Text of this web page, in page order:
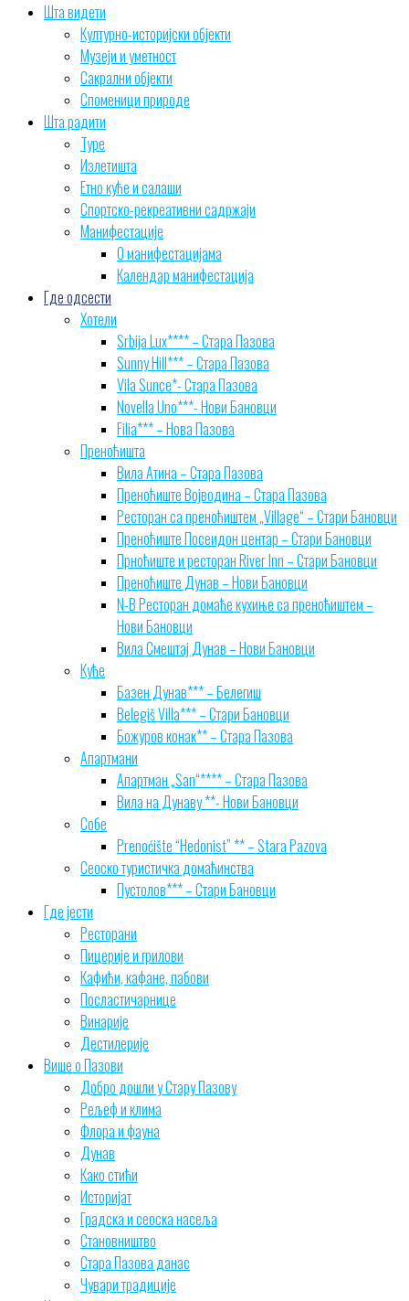
Шта видети
Културно-историјски објекти
Музеји и уметност
Сакрални објекти
Споменици природе
Шта радити
Туре
Излетишта
Етно куће и салаши
Спортско-рекреативни садржаји
Манифестације
О манифестацијама
Календар манифестација
Где одсести
Хотели
Srbija Lux**** – Стара Пазова
Sunny Hill*** – Стара Пазова
Vila Sunce*- Стара Пазова
Novella Uno***- Нови Бановци
Filia*** – Нова Пазова
Преноћишта
Вила Атина – Стара Пазова
Преноћиште Војводина – Стара Пазова
Ресторан са преноћиштем „Village“ – Стари Бановци
Преноћиште Посеидон центар – Стари Бановци
Прноћиште и ресторан River Inn – Стари Бановци
Преноћиште Дунав – Нови Бановци
N-B Ресторан домаће кухиње са преноћиштем –
Нови Бановци
Вила Смештај Дунав – Нови Бановци
Куће
Базен Дунав*** – Белегиш
Belegiš Villa*** – Стари Бановци
Божуров конак** – Стара Пазова
Апартмани
Апартман „San“**** – Стара Пазова
Вила на Дунаву **- Нови Бановци
Собе
Prenoćište “Hedonist” ** – Stara Pazova
Сеоско туристичка домаћинства
Пустолов*** – Стари Бановци
Где јести
Ресторани
Пицерије и грилови
Кафићи, кафане, пабови
Посластичарнице
Винарије
Дестилерије
Више о Пазови
Добро дошли у Стару Пазову
Рељеф и клима
Флора и фауна
Дунав
Како стићи
Историјат
Градска и сеоска насеља
Становништво
Стара Пазова данас
Чувари традиције